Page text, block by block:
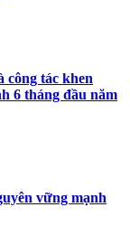
công tác khen
6 tháng đầu năm
vững mạnh